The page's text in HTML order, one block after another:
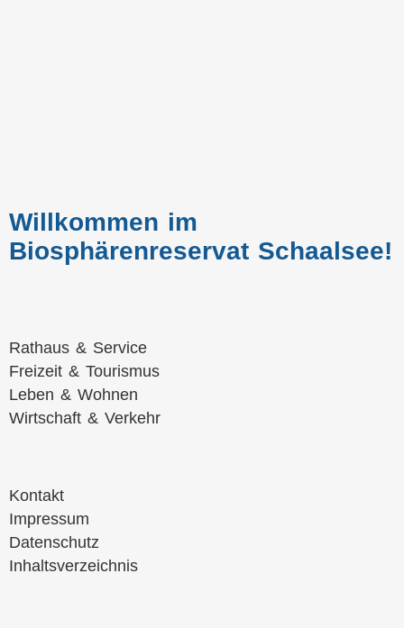
Willkommen im
Biosphärenreservat Schaalsee!
Navigation
überspringen
Rathaus & Service
Freizeit & Tourismus
Leben & Wohnen
Wirtschaft & Verkehr
Navigation
überspringen
Kontakt
Impressum
Datenschutz
Inhaltsverzeichnis